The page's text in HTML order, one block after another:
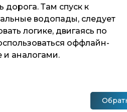
дорога. Там спуск к
водопады, следует
логике, двигаясь по
оффлайн-
аналогами.